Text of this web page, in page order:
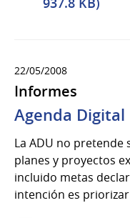
22/05/2008
Informes
Agenda Digital
La ADU no pretende
planes y proyectos
incluido metas
intención es